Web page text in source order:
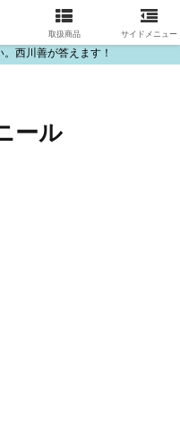
の卸販売は西川善
西川善が答えます！
ール
取扱商品 サイドメニュー